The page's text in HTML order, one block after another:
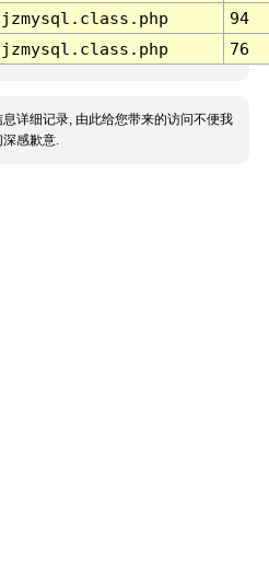
94
76
详细记录, 由此给您带来的访问不便我
深感歉意.